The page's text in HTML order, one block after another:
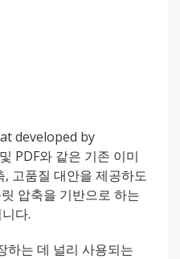
developed by
PDF와 같은 기존 이미
고품질 대안을 제공하도
압축을 기반으로 하는
다.
하는 데 널리 사용되는